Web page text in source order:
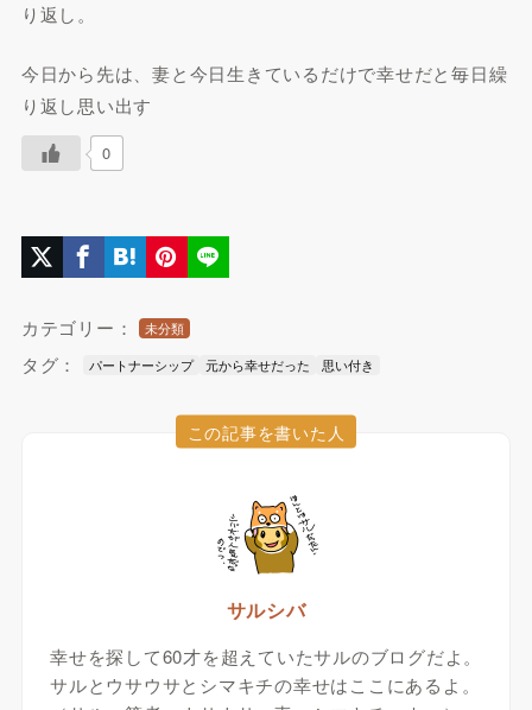
り返し。
今日から先は、妻と今日生きているだけで幸せだと毎日繰
り返し思い出す
0
カテゴリー： 未分類
タグ： パートナーシップ 元から幸せだった 思い付き
この記事を書いた人
サルシバ
幸せを探して60才を超えていたサルのブログだよ。
サルとウサウサとシマキチの幸せはここにあるよ。